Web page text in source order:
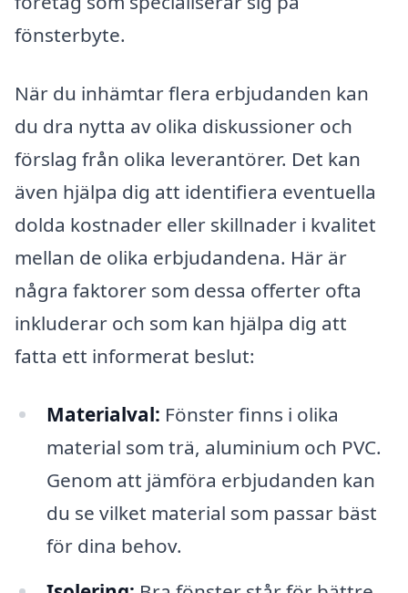
fönsterbyte.
När du inhämtar flera erbjudanden kan
du dra nytta av olika diskussioner och
förslag från olika leverantörer. Det kan
även hjälpa dig att identifiera eventuella
dolda kostnader eller skillnader i kvalitet
mellan de olika erbjudandena. Här är
några faktorer som dessa offerter ofta
inkluderar och som kan hjälpa dig att
fatta ett informerat beslut:
Materialval: Fönster finns i olika
material som trä, aluminium och PVC.
Genom att jämföra erbjudanden kan
du se vilket material som passar bäst
för dina behov.